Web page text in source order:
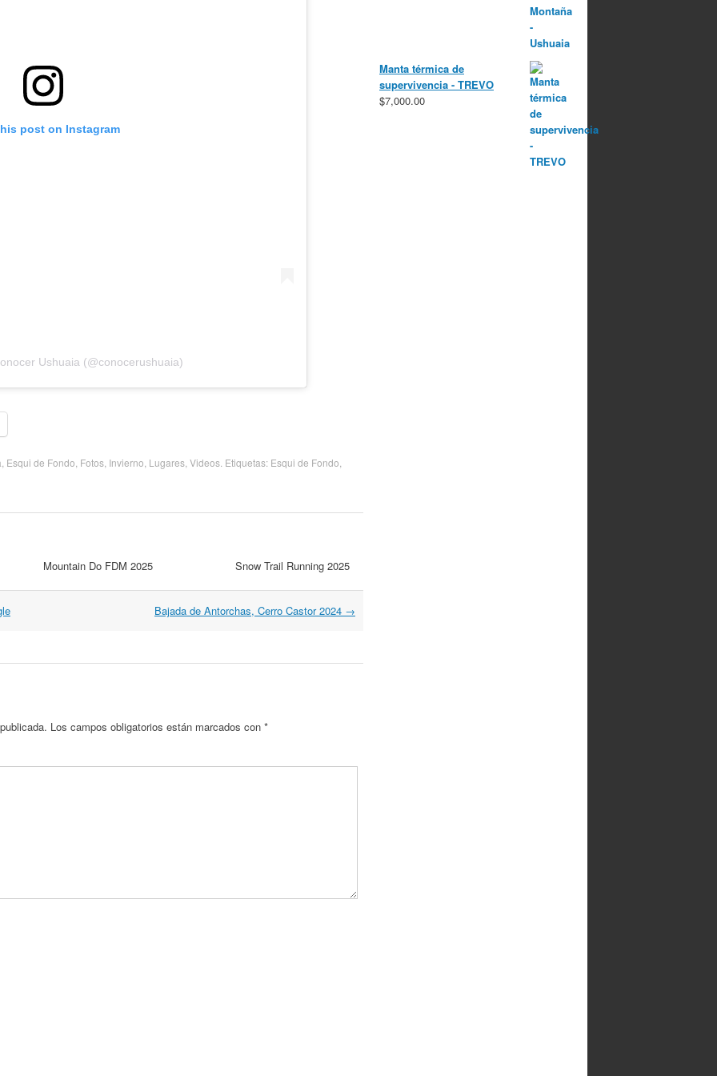
post on Instagram
Ushuaia (@conocerushuaia)
Esqui de Fondo Fotos Invierno Lugares Videos . Etiquetas: Esqui de Fondo
Mountain Do FDM 2025 Snow Trail Running 2025
Bajada de Antorchas, Cerro Castor 2024 →
Los campos obligatorios están marcados con *
Manta térmica de
supervivencia - TREVO
$7,000.00